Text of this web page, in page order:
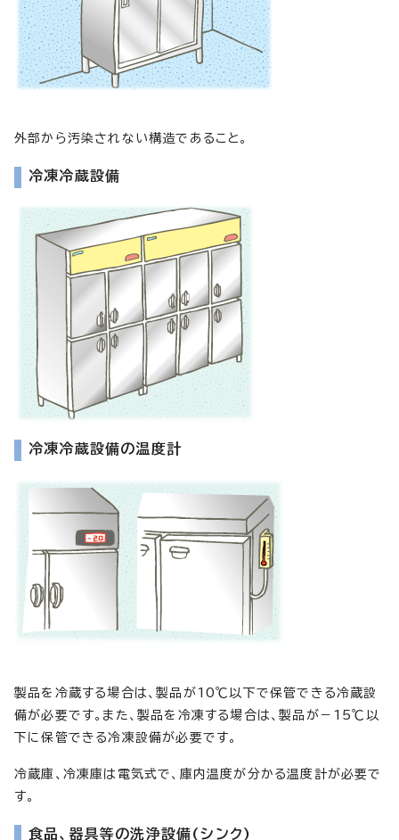
外部から汚染されない構造であること。
冷凍冷蔵設備
冷凍冷蔵設備の温度計
製品を冷蔵する場合は、製品が10℃以下で保管できる冷蔵設
備が必要です。また、製品を冷凍する場合は、製品が－15℃以
下に保管できる冷凍設備が必要です。
冷蔵庫、冷凍庫は電気式で、庫内温度が分かる温度計が必要で
す。
食品、器具等の洗浄設備(シンク)